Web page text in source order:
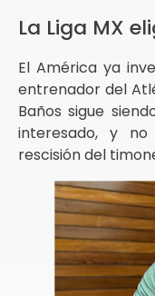
La Liga MX
El América ya
entrenador del
Baños sigue
interesado, y
rescisión del